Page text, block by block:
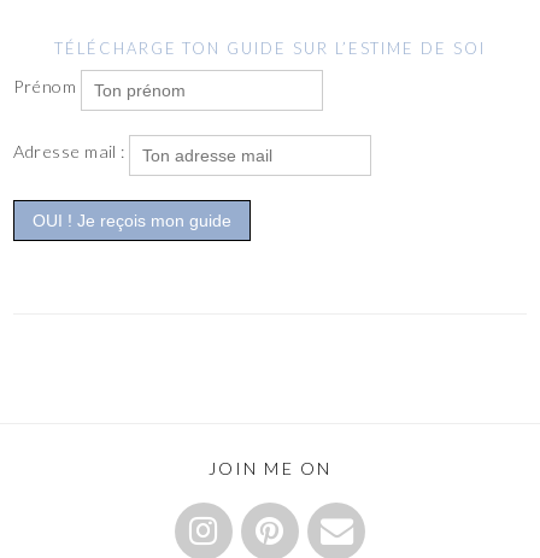
TÉLÉCHARGE TON GUIDE SUR L’ESTIME DE SOI
Prénom
Adresse mail :
JOIN ME ON